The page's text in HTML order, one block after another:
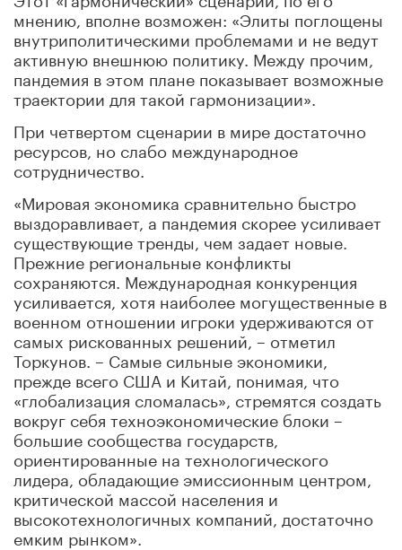
мнению, вполне возможен: «Элиты поглощены
внутриполитическими проблемами и не ведут
активную внешнюю политику. Между прочим,
пандемия в этом плане показывает возможные
траектории для такой гармонизации».
При четвертом сценарии в мире достаточно
ресурсов, но слабо международное
сотрудничество.
«Мировая экономика сравнительно быстро
выздоравливает, а пандемия скорее усиливает
существующие тренды, чем задает новые.
Прежние региональные конфликты
сохраняются. Международная конкуренция
усиливается, хотя наиболее могущественные в
военном отношении игроки удерживаются от
самых рискованных решений, – отметил
Торкунов. – Самые сильные экономики,
прежде всего США и Китай, понимая, что
«глобализация сломалась», стремятся создать
вокруг себя техноэкономические блоки –
большие сообщества государств,
ориентированные на технологического
лидера, обладающие эмиссионным центром,
критической массой населения и
высокотехнологичных компаний, достаточно
емким рынком».